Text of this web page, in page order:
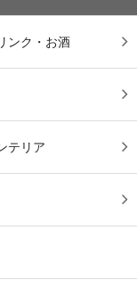
ンク・お酒
テリア